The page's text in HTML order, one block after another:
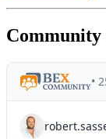
Community